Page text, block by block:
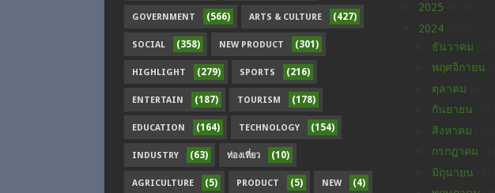
GOVERNMENT (566) ARTS & CULTURE (427)
SOCIAL (358) NEW PRODUCT (301)
HIGHLIGHT (279) SPORTS (216)
ENTERTAIN (187) TOURISM (178)
EDUCATION (164) TECHNOLOGY (154)
INDUSTRY (63) ท่องเที่ยว (10)
AGRICULTURE (5) PRODUCT (5) NEW (4)
2025
2024
ธันวาคม
พฤศจิกายน
ตุลาคม
กันยายน
สิงหาคม
กรกฎาคม
มิถุนายน